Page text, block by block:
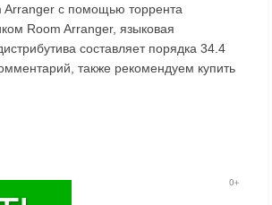
Arranger с помощью торрента
Room Arranger, языковая
составляет порядка 34.4
также рекомендуем купить